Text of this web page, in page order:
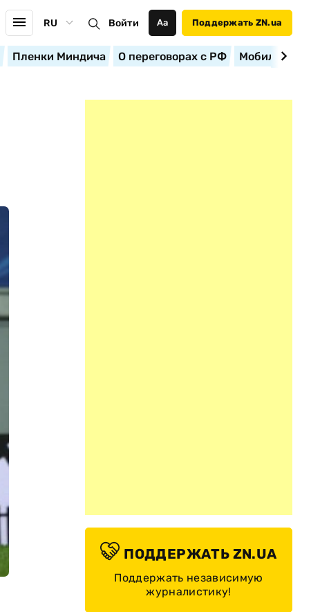
RU Войти Аа Поддержать ZN.ua
Пленки Миндича О переговорах с РФ
ПОДДЕРЖАТЬ ZN.UA
Поддержать независимую
журналистику!